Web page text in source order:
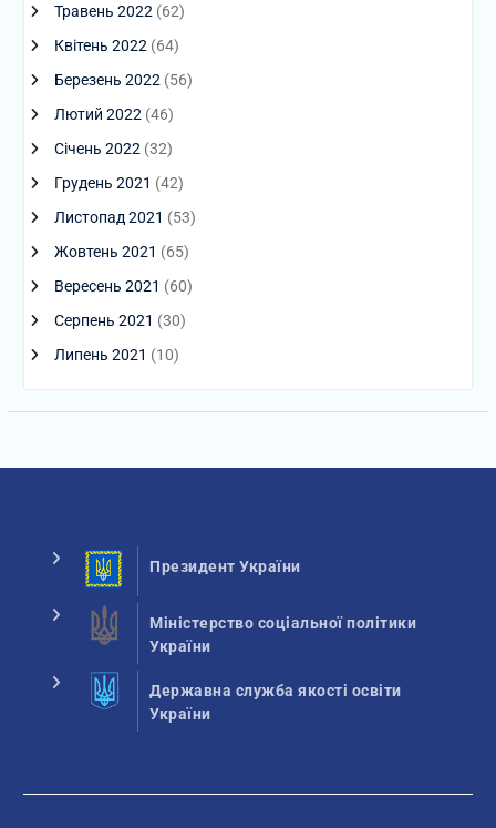
Травень 2022 (62)
Квітень 2022 (64)
Березень 2022 (56)
Лютий 2022 (46)
Січень 2022 (32)
Грудень 2021 (42)
Листопад 2021 (53)
Жовтень 2021 (65)
Вересень 2021 (60)
Серпень 2021 (30)
Липень 2021 (10)
Президент України
Міністерство соціальної політики
України
Державна служба якості освіти
України